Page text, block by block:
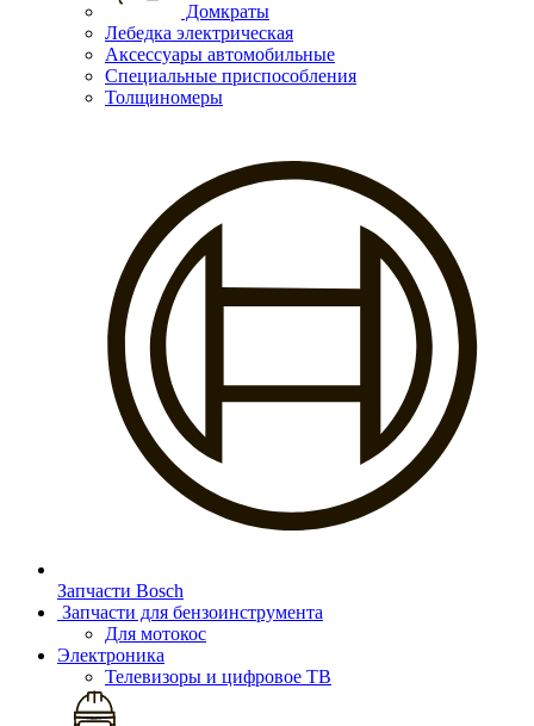
Домкраты
Лебедка электрическая
Аксессуары автомобильные
Специальные приспособления
Толщиномеры
Запчасти Bosch
Запчасти для бензоинструмента
Для мотокос
Электроника
Телевизоры и цифровое ТВ